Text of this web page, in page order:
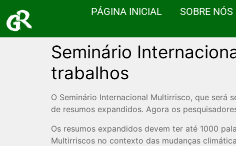
PÁGINA INICIAL SOBRE NÓS
Seminário
trabalhos
O Seminário Internacional Multirrisco, que será
de resumos expandidos. Agora os
Os resumos expandidos devem ter até 1000
Multirriscos no contexto das mudanças